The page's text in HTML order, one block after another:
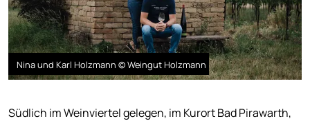
Nina und Karl Holzmann © Weingut Holzmann
Südlich im Weinviertel gelegen, im Kurort Bad Pirawarth,